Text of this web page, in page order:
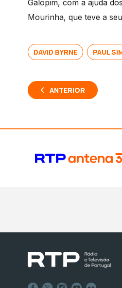
Galopim, com a ajuda
Mourinha, que teve a
DAVID BYRNE PAUL
ANTERIOR